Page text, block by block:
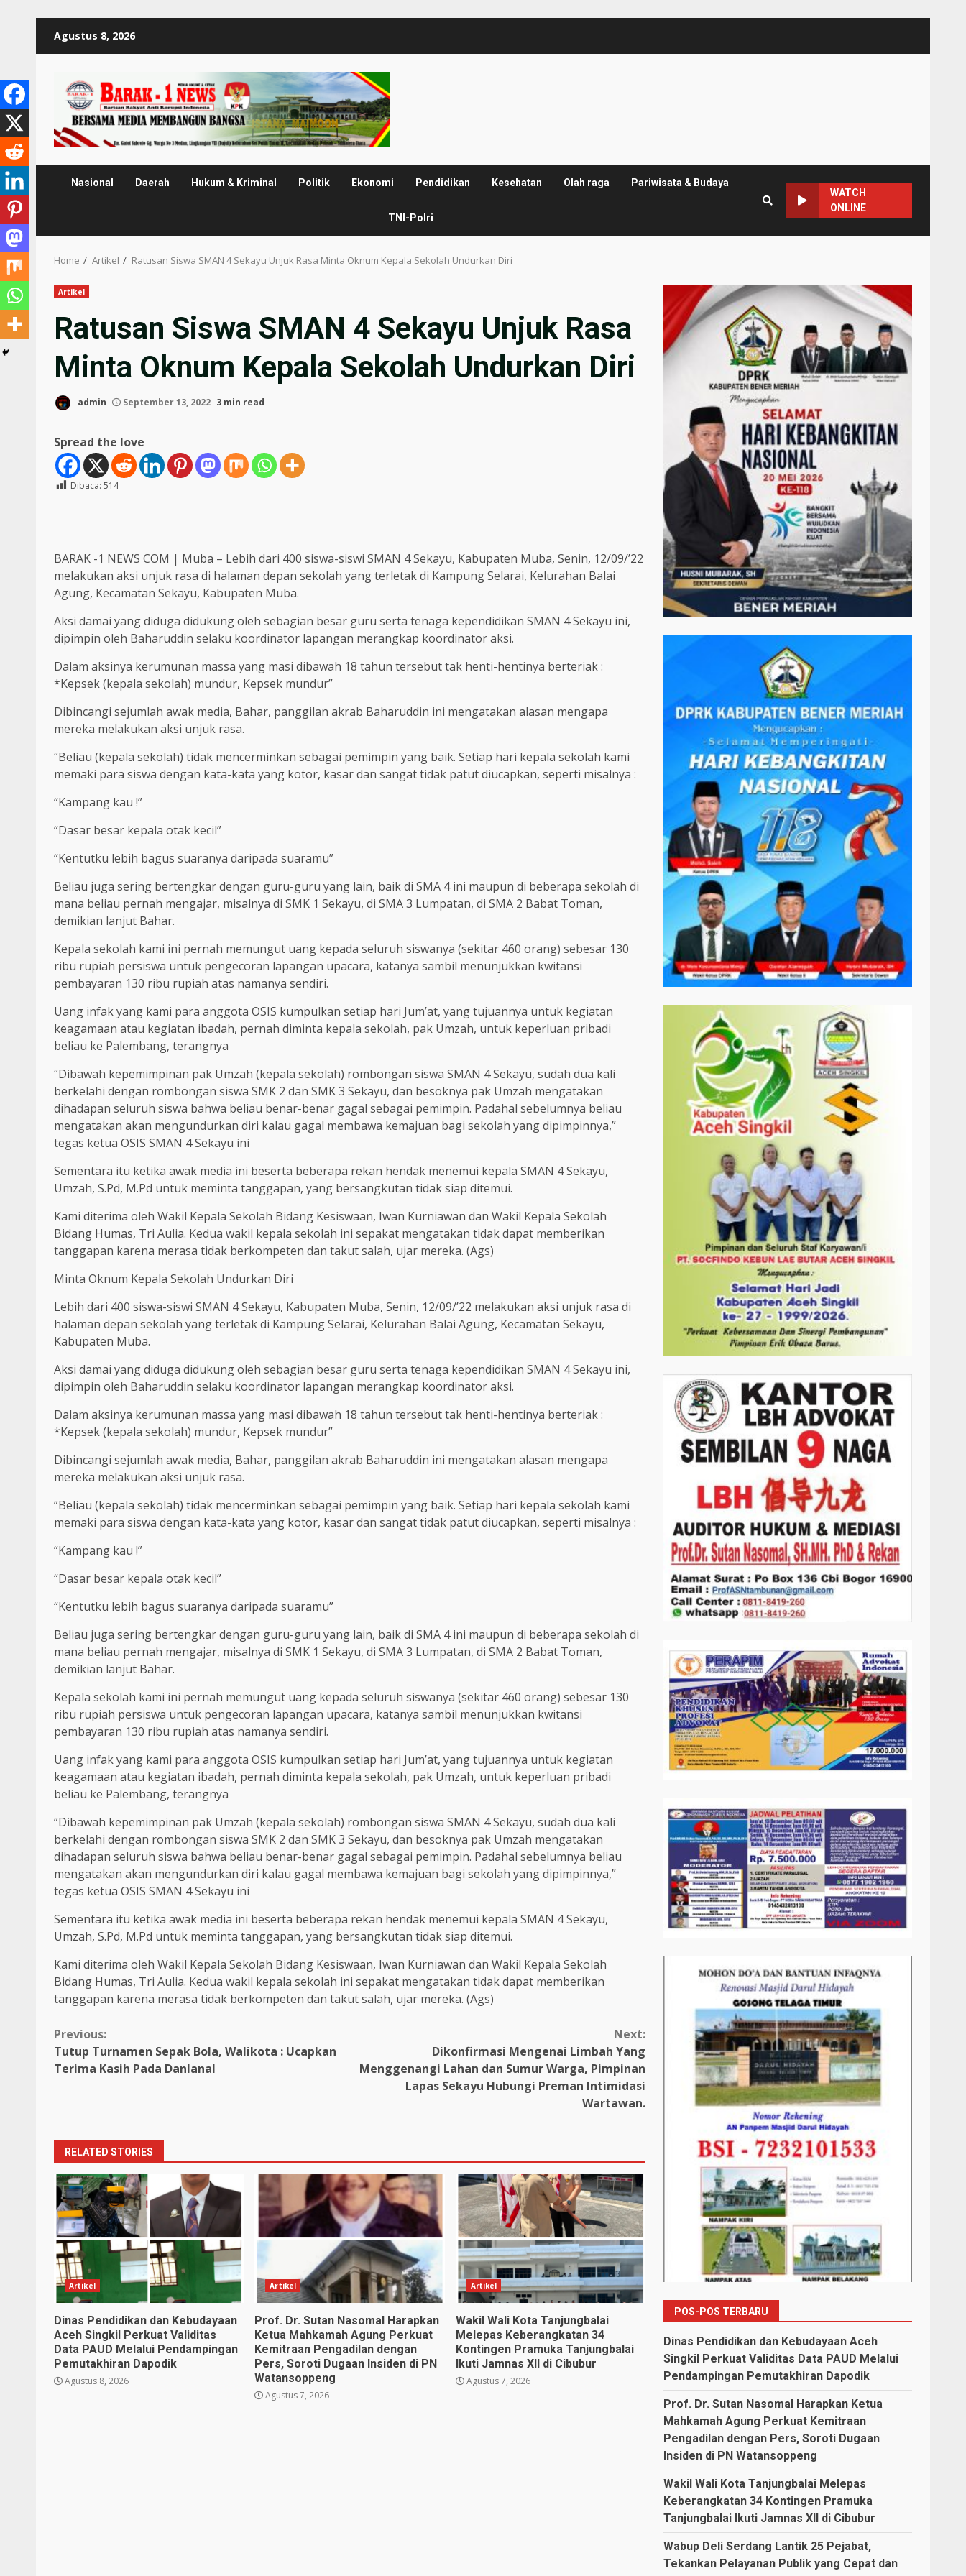
Agustus 8, 2026
Nasional Daerah Hukum & Kriminal Politik Ekonomi Pendidikan Kesehatan Olah raga Pariwisata & Budaya
TNI-Polri
WATCH
ONLINE
Home Artikel Ratusan Siswa SMAN 4 Sekayu Unjuk Rasa Minta Oknum Kepala Sekolah Undurkan Diri
Artikel
Ratusan Siswa SMAN 4 Sekayu Unjuk Rasa
Minta Oknum Kepala Sekolah Undurkan Diri
admin September 13, 2022 3 min read
Spread the love
Dibaca: 514
BARAK -1 NEWS COM | Muba – Lebih dari 400 siswa-siswi SMAN 4 Sekayu, Kabupaten Muba, Senin, 12/09/’22
melakukan aksi unjuk rasa di halaman depan sekolah yang terletak di Kampung Selarai, Kelurahan Balai
Agung, Kecamatan Sekayu, Kabupaten Muba.
Aksi damai yang diduga didukung oleh sebagian besar guru serta tenaga kependidikan SMAN 4 Sekayu ini,
dipimpin oleh Baharuddin selaku koordinator lapangan merangkap koordinator aksi.
Dalam aksinya kerumunan massa yang masi dibawah 18 tahun tersebut tak henti-hentinya berteriak :
*Kepsek (kepala sekolah) mundur, Kepsek mundur”
Dibincangi sejumlah awak media, Bahar, panggilan akrab Baharuddin ini mengatakan alasan mengapa
mereka melakukan aksi unjuk rasa.
“Beliau (kepala sekolah) tidak mencerminkan sebagai pemimpin yang baik. Setiap hari kepala sekolah kami
memaki para siswa dengan kata-kata yang kotor, kasar dan sangat tidak patut diucapkan, seperti misalnya :
“Kampang kau !”
“Dasar besar kepala otak kecil”
“Kentutku lebih bagus suaranya daripada suaramu”
Beliau juga sering bertengkar dengan guru-guru yang lain, baik di SMA 4 ini maupun di beberapa sekolah di
mana beliau pernah mengajar, misalnya di SMK 1 Sekayu, di SMA 3 Lumpatan, di SMA 2 Babat Toman,
demikian lanjut Bahar.
Kepala sekolah kami ini pernah memungut uang kepada seluruh siswanya (sekitar 460 orang) sebesar 130
ribu rupiah persiswa untuk pengecoran lapangan upacara, katanya sambil menunjukkan kwitansi
pembayaran 130 ribu rupiah atas namanya sendiri.
Uang infak yang kami para anggota OSIS kumpulkan setiap hari Jum’at, yang tujuannya untuk kegiatan
keagamaan atau kegiatan ibadah, pernah diminta kepala sekolah, pak Umzah, untuk keperluan pribadi
beliau ke Palembang, terangnya
“Dibawah kepemimpinan pak Umzah (kepala sekolah) rombongan siswa SMAN 4 Sekayu, sudah dua kali
berkelahi dengan rombongan siswa SMK 2 dan SMK 3 Sekayu, dan besoknya pak Umzah mengatakan
dihadapan seluruh siswa bahwa beliau benar-benar gagal sebagai pemimpin. Padahal sebelumnya beliau
mengatakan akan mengundurkan diri kalau gagal membawa kemajuan bagi sekolah yang dipimpinnya,”
tegas ketua OSIS SMAN 4 Sekayu ini
Sementara itu ketika awak media ini beserta beberapa rekan hendak menemui kepala SMAN 4 Sekayu,
Umzah, S.Pd, M.Pd untuk meminta tanggapan, yang bersangkutan tidak siap ditemui.
Kami diterima oleh Wakil Kepala Sekolah Bidang Kesiswaan, Iwan Kurniawan dan Wakil Kepala Sekolah
Bidang Humas, Tri Aulia. Kedua wakil kepala sekolah ini sepakat mengatakan tidak dapat memberikan
tanggapan karena merasa tidak berkompeten dan takut salah, ujar mereka. (Ags)
Minta Oknum Kepala Sekolah Undurkan Diri
Lebih dari 400 siswa-siswi SMAN 4 Sekayu, Kabupaten Muba, Senin, 12/09/’22 melakukan aksi unjuk rasa di
halaman depan sekolah yang terletak di Kampung Selarai, Kelurahan Balai Agung, Kecamatan Sekayu,
Kabupaten Muba.
Aksi damai yang diduga didukung oleh sebagian besar guru serta tenaga kependidikan SMAN 4 Sekayu ini,
dipimpin oleh Baharuddin selaku koordinator lapangan merangkap koordinator aksi.
Dalam aksinya kerumunan massa yang masi dibawah 18 tahun tersebut tak henti-hentinya berteriak :
*Kepsek (kepala sekolah) mundur, Kepsek mundur”
Dibincangi sejumlah awak media, Bahar, panggilan akrab Baharuddin ini mengatakan alasan mengapa
mereka melakukan aksi unjuk rasa.
“Beliau (kepala sekolah) tidak mencerminkan sebagai pemimpin yang baik. Setiap hari kepala sekolah kami
memaki para siswa dengan kata-kata yang kotor, kasar dan sangat tidak patut diucapkan, seperti misalnya :
“Kampang kau !”
“Dasar besar kepala otak kecil”
“Kentutku lebih bagus suaranya daripada suaramu”
Beliau juga sering bertengkar dengan guru-guru yang lain, baik di SMA 4 ini maupun di beberapa sekolah di
mana beliau pernah mengajar, misalnya di SMK 1 Sekayu, di SMA 3 Lumpatan, di SMA 2 Babat Toman,
demikian lanjut Bahar.
Kepala sekolah kami ini pernah memungut uang kepada seluruh siswanya (sekitar 460 orang) sebesar 130
ribu rupiah persiswa untuk pengecoran lapangan upacara, katanya sambil menunjukkan kwitansi
pembayaran 130 ribu rupiah atas namanya sendiri.
Uang infak yang kami para anggota OSIS kumpulkan setiap hari Jum’at, yang tujuannya untuk kegiatan
keagamaan atau kegiatan ibadah, pernah diminta kepala sekolah, pak Umzah, untuk keperluan pribadi
beliau ke Palembang, terangnya
“Dibawah kepemimpinan pak Umzah (kepala sekolah) rombongan siswa SMAN 4 Sekayu, sudah dua kali
berkelahi dengan rombongan siswa SMK 2 dan SMK 3 Sekayu, dan besoknya pak Umzah mengatakan
dihadapan seluruh siswa bahwa beliau benar-benar gagal sebagai pemimpin. Padahal sebelumnya beliau
mengatakan akan mengundurkan diri kalau gagal membawa kemajuan bagi sekolah yang dipimpinnya,”
tegas ketua OSIS SMAN 4 Sekayu ini
Sementara itu ketika awak media ini beserta beberapa rekan hendak menemui kepala SMAN 4 Sekayu,
Umzah, S.Pd, M.Pd untuk meminta tanggapan, yang bersangkutan tidak siap ditemui.
Kami diterima oleh Wakil Kepala Sekolah Bidang Kesiswaan, Iwan Kurniawan dan Wakil Kepala Sekolah
Bidang Humas, Tri Aulia. Kedua wakil kepala sekolah ini sepakat mengatakan tidak dapat memberikan
tanggapan karena merasa tidak berkompeten dan takut salah, ujar mereka. (Ags)
Continue
Reading
Previous:
Tutup Turnamen Sepak Bola, Walikota : Ucapkan
Terima Kasih Pada Danlanal
Next:
Dikonfirmasi Mengenai Limbah Yang
Menggenangi Lahan dan Sumur Warga, Pimpinan
Lapas Sekayu Hubungi Preman Intimidasi
Wartawan.
RELATED STORIES
Artikel
Dinas Pendidikan dan Kebudayaan
Aceh Singkil Perkuat Validitas
Data PAUD Melalui Pendampingan
Pemutakhiran Dapodik
Agustus 8, 2026
Artikel
Prof. Dr. Sutan Nasomal Harapkan
Ketua Mahkamah Agung Perkuat
Kemitraan Pengadilan dengan
Pers, Soroti Dugaan Insiden di PN
Watansoppeng
Agustus 7, 2026
Artikel
Wakil Wali Kota Tanjungbalai
Melepas Keberangkatan 34
Kontingen Pramuka Tanjungbalai
Ikuti Jamnas XII di Cibubur
Agustus 7, 2026
POS-POS TERBARU
Dinas Pendidikan dan Kebudayaan Aceh
Singkil Perkuat Validitas Data PAUD Melalui
Pendampingan Pemutakhiran Dapodik
Prof. Dr. Sutan Nasomal Harapkan Ketua
Mahkamah Agung Perkuat Kemitraan
Pengadilan dengan Pers, Soroti Dugaan
Insiden di PN Watansoppeng
Wakil Wali Kota Tanjungbalai Melepas
Keberangkatan 34 Kontingen Pramuka
Tanjungbalai Ikuti Jamnas XII di Cibubur
Wabup Deli Serdang Lantik 25 Pejabat,
Tekankan Pelayanan Publik yang Cepat dan